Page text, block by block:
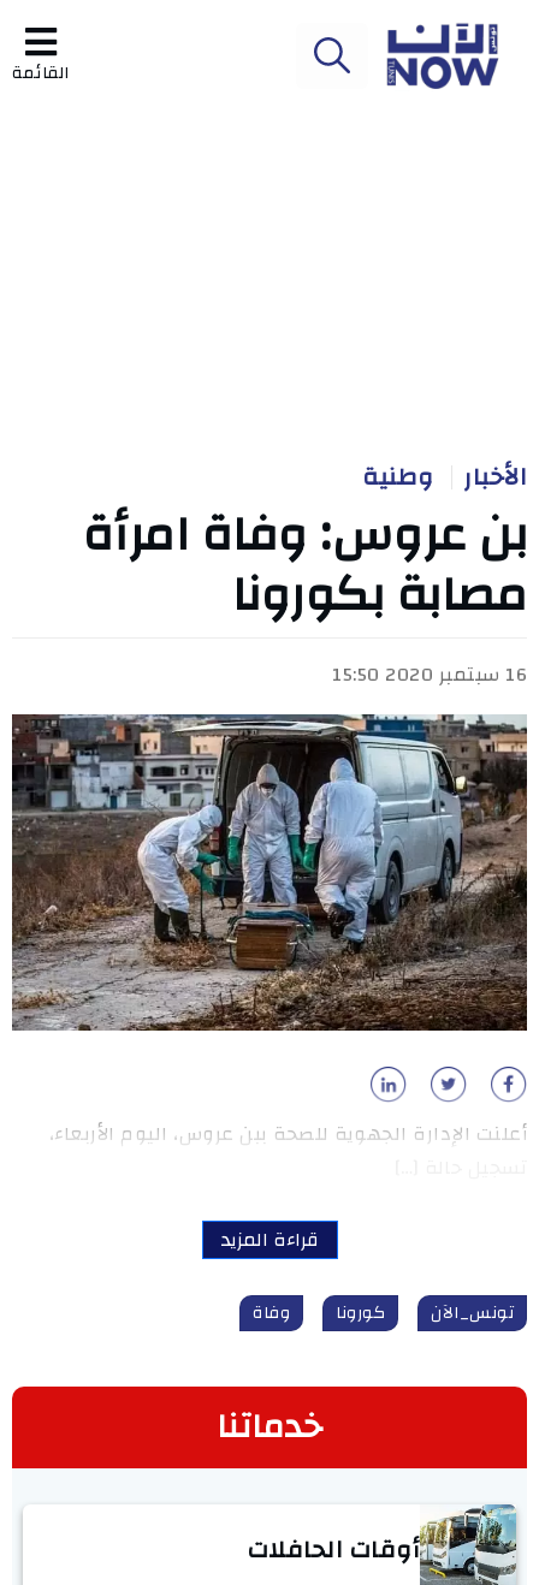
القائمة
الأخبار وطنية
بن عروس: وفاة امرأة
مصابة بكورونا
16 سبتمبر 2020 15:50
أعلنت الإدارة الجهوية للصحة ببن عروس، اليوم الأربعاء،
قراءة المزيد
تونس_الآن كورونا وفاة
خدماتنا
أوقات الحافلات